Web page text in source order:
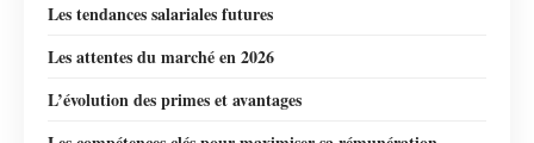
Les tendances salariales futures
Les attentes du marché en 2026
L’évolution des primes et avantages